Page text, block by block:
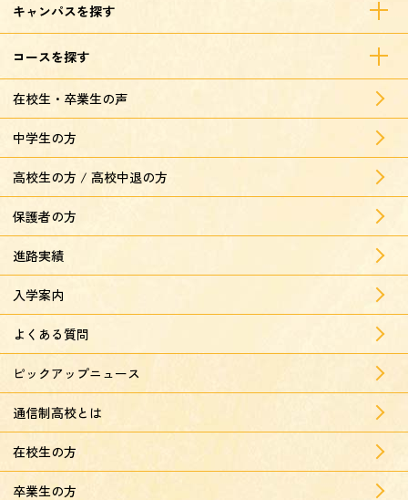
キャンパスを探す
コースを探す
在校生・卒業生の声
中学生の方
高校生の方 / 高校中退の方
保護者の方
進路実績
入学案内
よくある質問
ピックアップニュース
通信制高校とは
在校生の方
卒業生の方